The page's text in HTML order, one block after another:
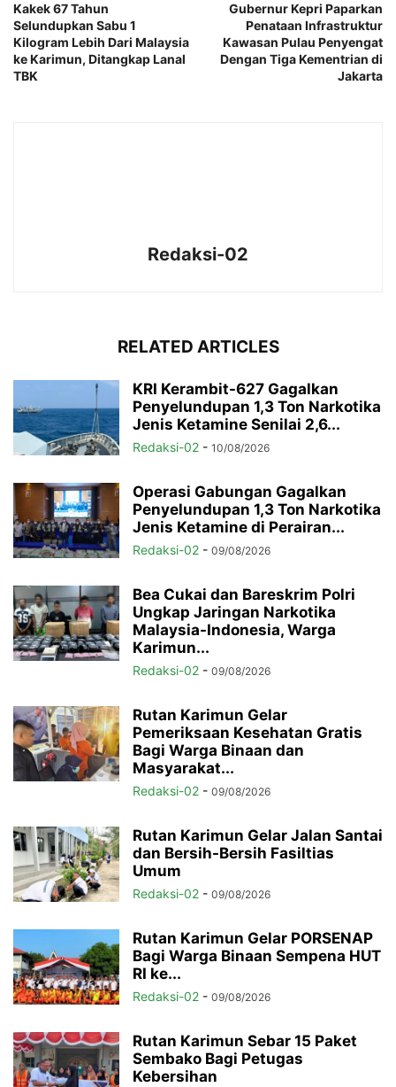
Kakek 67 Tahun
Selundupkan Sabu 1
Kilogram Lebih Dari Malaysia
ke Karimun, Ditangkap Lanal
TBK
Gubernur Kepri Paparkan
Penataan Infrastruktur
Kawasan Pulau Penyengat
Dengan Tiga Kementrian di
Jakarta
Redaksi-02
RELATED ARTICLES
KRI Kerambit-627 Gagalkan
Penyelundupan 1,3 Ton Narkotika
Jenis Ketamine Senilai 2,6...
Redaksi-02 - 10/08/2026
Operasi Gabungan Gagalkan
Penyelundupan 1,3 Ton Narkotika
Jenis Ketamine di Perairan...
Redaksi-02 - 09/08/2026
Bea Cukai dan Bareskrim Polri
Ungkap Jaringan Narkotika
Malaysia-Indonesia, Warga
Karimun...
Redaksi-02 - 09/08/2026
Rutan Karimun Gelar
Pemeriksaan Kesehatan Gratis
Bagi Warga Binaan dan
Masyarakat...
Redaksi-02 - 09/08/2026
Rutan Karimun Gelar Jalan Santai
dan Bersih-Bersih Fasiltias
Umum
Redaksi-02 - 09/08/2026
Rutan Karimun Gelar PORSENAP
Bagi Warga Binaan Sempena HUT
RI ke...
Redaksi-02 - 09/08/2026
Rutan Karimun Sebar 15 Paket
Sembako Bagi Petugas
Kebersihan